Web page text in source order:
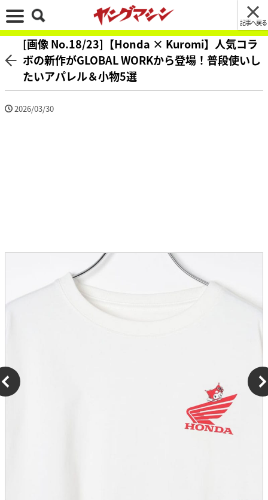
記事へ戻る
[画像 No.18/23]【Honda × Kuromi】人気コラ
ボの新作がGLOBAL WORKから登場！普段使いし
たいアパレル＆小物5選
2026/03/30